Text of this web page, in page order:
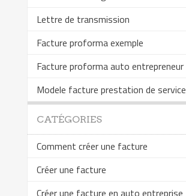
Lettre de transmission
Facture proforma exemple
Facture proforma auto entrepreneur
Modele facture prestation de service
CATÉGORIES
Comment créer une facture
Créer une facture
Créer une facture en auto entreprise